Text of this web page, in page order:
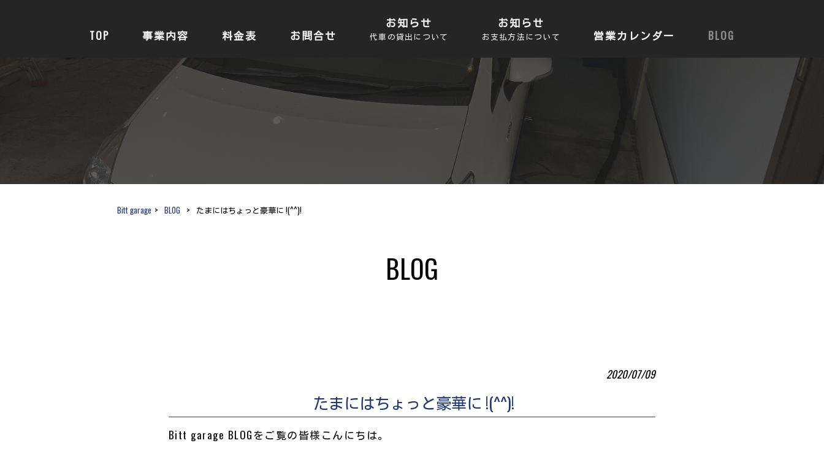
TOP 事業内容 料金表 お問合せ
お知らせ
代車の貸出について
お知らせ
お支払方法について 営業カレンダー BLOG
Bitt garage > BLOG > たまにはちょっと豪華に !(^^)!
BLOG
2020/07/09
たまにはちょっと豪華に !(^^)!
Bitt garage BLOGをご覧の皆様こんにちは。